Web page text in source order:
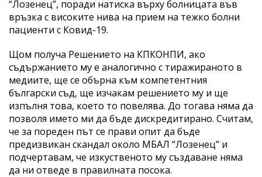
“Лозенец”, поради натиска върху болницата във
връзка с високите нива на прием на тежко болни
пациенти с Ковид-19.
Щом получа Решението на КПКОНПИ, ако
съдържанието му е аналогично с тиражираното в
медиите, ще се обърна към компетентния
български съд, ще изчакам решението му и ще
изпълня това, което то повелява. До тогава няма да
позволя името ми да бъде дискредитирано. Считам,
че за пореден път се прави опит да бъде
предизвикан скандал около МБАЛ “Лозенец” и
подчертавам, че изкуственото му създаване няма
да ни отведе в правилната посока.